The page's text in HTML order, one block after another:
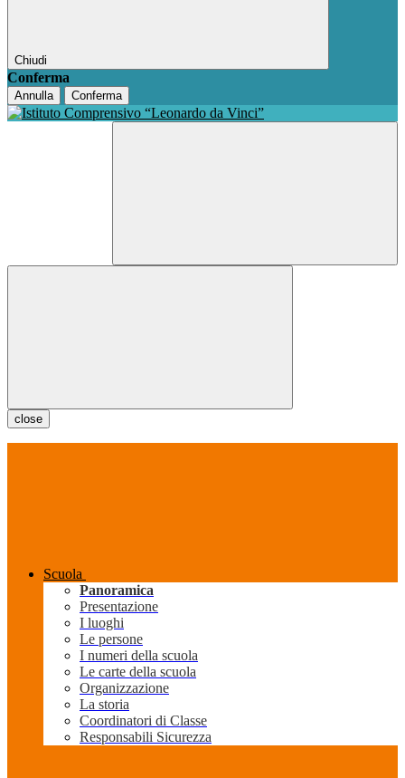
Chiudi
Conferma
Annulla Conferma
close
Scuola
Panoramica
Presentazione
I luoghi
Le persone
I numeri della scuola
Le carte della scuola
Organizzazione
La storia
Coordinatori di Classe
Responsabili Sicurezza